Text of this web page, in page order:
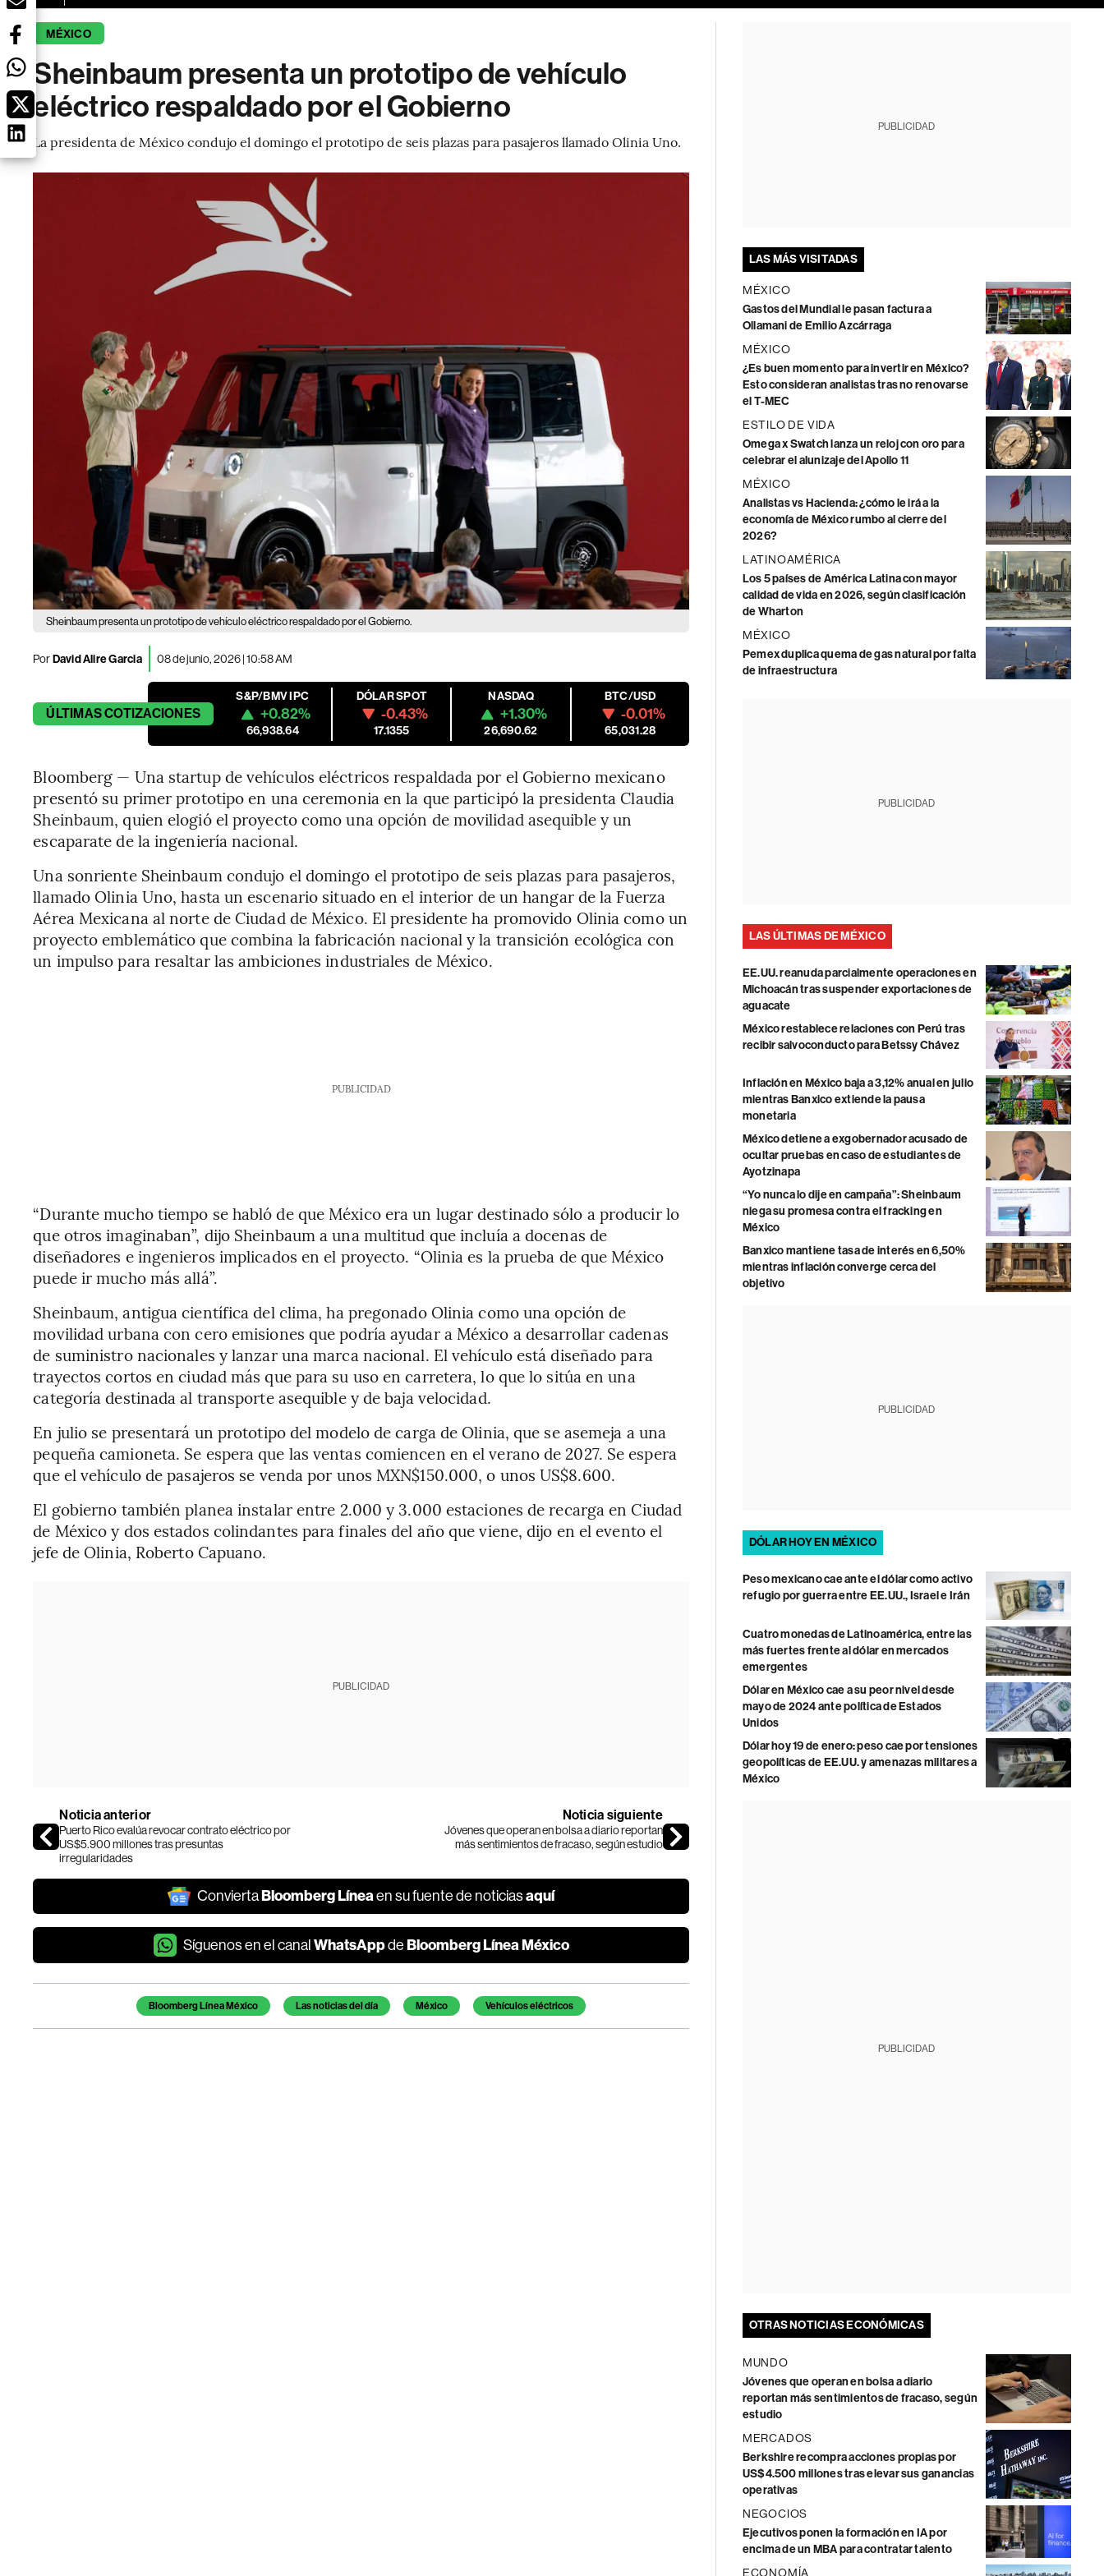
MÉXICO
Sheinbaum presenta un prototipo de vehículo
eléctrico respaldado por el Gobierno
La presidenta de México condujo el domingo el prototipo de seis plazas para pasajeros llamado Olinia Uno.
Sheinbaum presenta un prototipo de vehículo eléctrico respaldado por el Gobierno.
PorDavid Alire Garcia 08 de junio, 2026 | 10:58 AM
ÚLTIMASCOTIZACIONES
S&P/BMV IPC
+0.82%
66,938.64
DÓLAR SPOT
-0.43%
17.1355
NASDAQ
+1.30%
26,690.62
BTC/USD
-0.01%
65,031.28
Bloomberg — Una startup de vehículos eléctricos respaldada por el Gobierno mexicano
presentó su primer prototipo en una ceremonia en la que participó la presidenta Claudia
Sheinbaum, quien elogió el proyecto como una opción de movilidad asequible y un
escaparate de la ingeniería nacional.
Una sonriente Sheinbaum condujo el domingo el prototipo de seis plazas para pasajeros,
llamado Olinia Uno, hasta un escenario situado en el interior de un hangar de la Fuerza
Aérea Mexicana al norte de Ciudad de México. El presidente ha promovido Olinia como un
proyecto emblemático que combina la fabricación nacional y la transición ecológica con
un impulso para resaltar las ambiciones industriales de México.
PUBLICIDAD
“Durante mucho tiempo se habló de que México era un lugar destinado sólo a producir lo
que otros imaginaban”, dijo Sheinbaum a una multitud que incluía a docenas de
diseñadores e ingenieros implicados en el proyecto. “Olinia es la prueba de que México
puede ir mucho más allá”.
Sheinbaum, antigua científica del clima, ha pregonado Olinia como una opción de
movilidad urbana con cero emisiones que podría ayudar a México a desarrollar cadenas
de suministro nacionales y lanzar una marca nacional. El vehículo está diseñado para
trayectos cortos en ciudad más que para su uso en carretera, lo que lo sitúa en una
categoría destinada al transporte asequible y de baja velocidad.
En julio se presentará un prototipo del modelo de carga de Olinia, que se asemeja a una
pequeña camioneta. Se espera que las ventas comiencen en el verano de 2027. Se espera
que el vehículo de pasajeros se venda por unos MXN$150.000, o unos US$8.600.
El gobierno también planea instalar entre 2.000 y 3.000 estaciones de recarga en Ciudad
de México y dos estados colindantes para finales del año que viene, dijo en el evento el
jefe de Olinia, Roberto Capuano.
PUBLICIDAD
Noticia anterior
Puerto Rico evalúa revocar contrato eléctrico por
US$5.900 millones tras presuntas
irregularidades
Noticia siguiente
Jóvenes que operan en bolsa a diario reportan
más sentimientos de fracaso, según estudio
ConviertaBloomberg Líneaen su fuente de noticiasaquí
Síguenos en el canal WhatsAppde Bloomberg Línea México
Temas de este artículoBloomberg Línea México Las noticias del día México Vehículos eléctricos
PUBLICIDAD
LAS MÁS VISITADAS
MÉXICO
Gastos del Mundial le pasan factura a
Ollamani de Emilio Azcárraga
MÉXICO
¿Es buen momento para invertir en México?
Esto consideran analistas tras no renovarse
el T-MEC
ESTILO DE VIDA
Omega x Swatch lanza un reloj con oro para
celebrar el alunizaje del Apollo 11
MÉXICO
Analistas vs Hacienda: ¿cómo le irá a la
economía de México rumbo al cierre del
2026?
LATINOAMÉRICA
Los 5 países de América Latina con mayor
calidad de vida en 2026, según clasificación
de Wharton
MÉXICO
Pemex duplica quema de gas natural por falta
de infraestructura
PUBLICIDAD
LAS ÚLTIMAS DE MÉXICO
EE.UU. reanuda parcialmente operaciones en
Michoacán tras suspender exportaciones de
aguacate
México restablece relaciones con Perú tras
recibir salvoconducto para Betssy Chávez
Inflación en México baja a 3,12% anual en julio
mientras Banxico extiende la pausa
monetaria
México detiene a exgobernador acusado de
ocultar pruebas en caso de estudiantes de
Ayotzinapa
“Yo nunca lo dije en campaña”: Sheinbaum
niega su promesa contra el fracking en
México
Banxico mantiene tasa de interés en 6,50%
mientras inflación converge cerca del
objetivo
PUBLICIDAD
DÓLAR HOY EN MÉXICO
Peso mexicano cae ante el dólar como activo
refugio por guerra entre EE.UU., Israel e Irán
Cuatro monedas de Latinoamérica, entre las
más fuertes frente al dólar en mercados
emergentes
Dólar en México cae a su peor nivel desde
mayo de 2024 ante política de Estados
Unidos
Dólar hoy 19 de enero: peso cae por tensiones
geopolíticas de EE.UU. y amenazas militares a
México
PUBLICIDAD
OTRAS NOTICIAS ECONÓMICAS
MUNDO
Jóvenes que operan en bolsa a diario
reportan más sentimientos de fracaso, según
estudio
MERCADOS
Berkshire recompra acciones propias por
US$4.500 millones tras elevar sus ganancias
operativas
NEGOCIOS
Ejecutivos ponen la formación en IA por
encima de un MBA para contratar talento
ECONOMÍA